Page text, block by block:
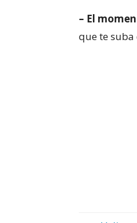
– El
que te